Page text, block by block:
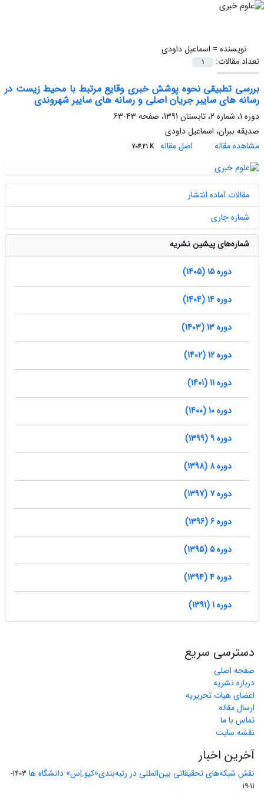
نویسنده = اسماعیل داودی
تعداد مقالات:
1
بررسی تطبیقی نحوه پوشش خبری وقایع مرتبط با محیط زیست در
رسانه های سایبر جریان اصلی و رسانه های سایبر شهروندی
دوره 1، شماره 2، تابستان 1391، صفحه
43-63
صدیقه ببران، اسماعیل داودی
مشاهده مقاله
اصل مقاله 704.21 K
مقالات آماده انتشار
شماره جاری
شماره‌های پیشین نشریه
دوره 15 (1405)
دوره 14 (1404)
دوره 13 (1403)
دوره 12 (1402)
دوره 11 (1401)
دوره 10 (1400)
دوره 9 (1399)
دوره 8 (1398)
دوره 7 (1397)
دوره 6 (1396)
دوره 5 (1395)
دوره 4 (1394)
دوره 1 (1391)
دسترسی سریع
صفحه اصلی
درباره نشریه
اعضای هیات تحریریه
ارسال مقاله
تماس با ما
نقشه سایت
آخرین اخبار
نقش شبکه‌های تحقیقاتی بین‌المللی در رتبه‌بندی«کیو.اِس» دانشگاه ها
1403-
11-19